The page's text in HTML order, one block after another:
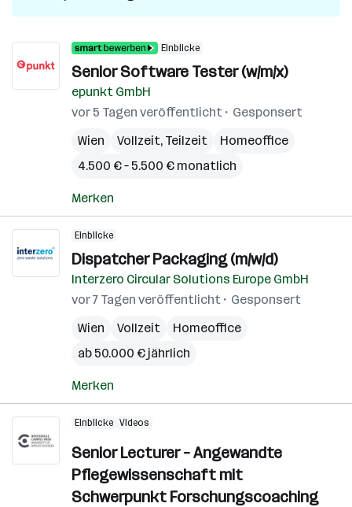
Einblicke
Senior Software Tester (w/m/x)
epunkt GmbH
vor 5 Tagen veröffentlicht
Gesponsert
Wien
Vollzeit, Teilzeit
Homeoffice
4.500 € – 5.500 € monatlich
Merken
Einblicke
Dispatcher Packaging (m/w/d)
Interzero Circular Solutions Europe GmbH
vor 7 Tagen veröffentlicht
Gesponsert
Wien
Vollzeit
Homeoffice
ab 50.000 € jährlich
Merken
Einblicke Videos
Senior Lecturer – Angewandte
Pflegewissenschaft mit
Schwerpunkt Forschungscoaching